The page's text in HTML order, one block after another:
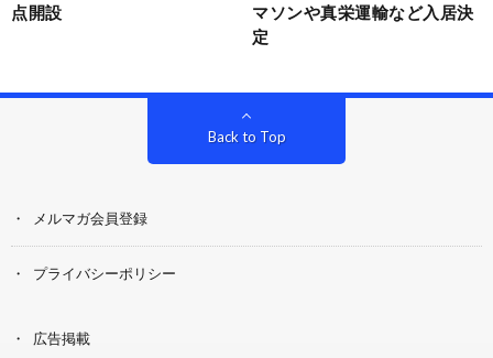
点開設
マソンや真栄運輸など入居決
定
Back to Top
メルマガ会員登録
プライバシーポリシー
広告掲載